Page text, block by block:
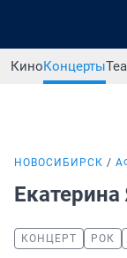
КиноКонцерты
НОВОСИБИРСК
КОНЦЕРТ РОК